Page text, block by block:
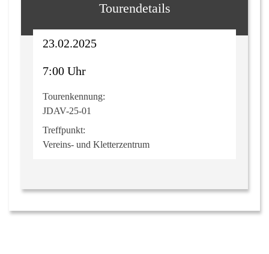
Tourendetails
23.02.2025
7:00 Uhr
Tourenkennung:
JDAV-25-01
Treffpunkt:
Vereins- und Kletterzentrum